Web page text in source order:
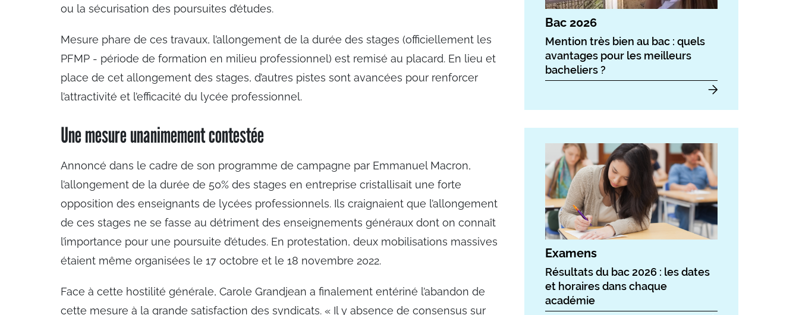
ou la sécurisation des poursuites d’études.
Mesure phare de ces travaux, l’allongement de la durée des stages (officiellement les
PFMP - période de formation en milieu professionnel) est remisé au placard. En lieu et
place de cet allongement des stages, d’autres pistes sont avancées pour renforcer
l’attractivité et l’efficacité du lycée professionnel.
Une mesure unanimement contestée
Annoncé dans le cadre de son programme de campagne par Emmanuel Macron,
l’allongement de la durée de 50% des stages en entreprise cristallisait une forte
opposition des enseignants de lycées professionnels. Ils craignaient que l’allongement
de ces stages ne se fasse au détriment des enseignements généraux dont on connaît
l’importance pour une poursuite d’études. En protestation, deux mobilisations massives
étaient même organisées le 17 octobre et le 18 novembre 2022.
Face à cette hostilité générale, Carole Grandjean a finalement entériné l’abandon de
cette mesure à la grande satisfaction des syndicats. « Il y absence de consensus sur
Bac 2026
Mention très bien au bac : quels
avantages pour les meilleurs
bacheliers ?
Examens
Résultats du bac 2026 : les dates
et horaires dans chaque
académie